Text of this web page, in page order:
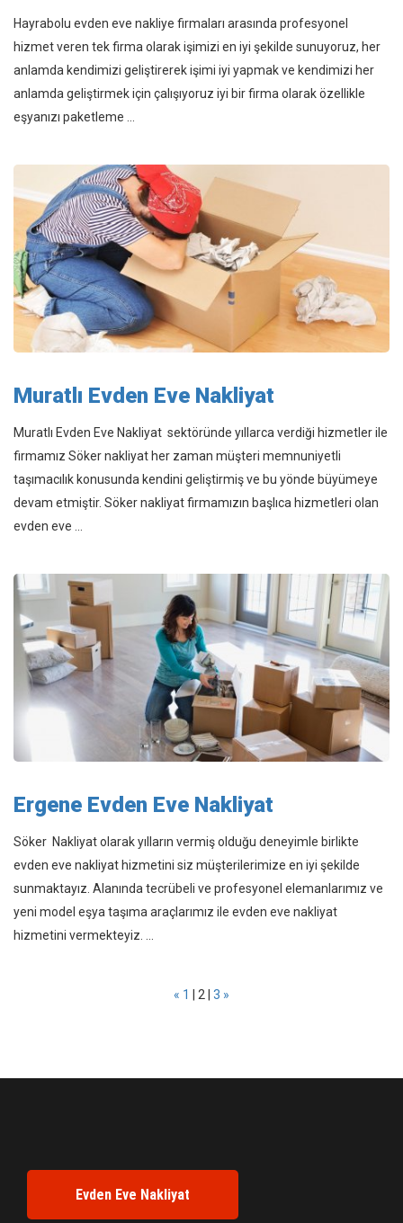
Hayrabolu evden eve nakliye firmaları arasında profesyonel
hizmet veren tek firma olarak işimizi en iyi şekilde sunuyoruz, her
anlamda kendimizi geliştirerek işimi iyi yapmak ve kendimizi her
anlamda geliştirmek için çalışıyoruz iyi bir firma olarak özellikle
eşyanızı paketleme ...
Muratlı Evden Eve Nakliyat
Muratlı Evden Eve Nakliyat sektöründe yıllarca verdiği hizmetler ile
firmamız Söker nakliyat her zaman müşteri memnuniyetli
taşımacılık konusunda kendini geliştirmiş ve bu yönde büyümeye
devam etmiştir. Söker nakliyat firmamızın başlıca hizmetleri olan
evden eve ...
Ergene Evden Eve Nakliyat
Söker Nakliyat olarak yılların vermiş olduğu deneyimle birlikte
evden eve nakliyat hizmetini siz müşterilerimize en iyi şekilde
sunmaktayız. Alanında tecrübeli ve profesyonel elemanlarımız ve
yeni model eşya taşıma araçlarımız ile evden eve nakliyat
hizmetini vermekteyiz. ...
« 1 2 3 »
Evden Eve Nakliyat